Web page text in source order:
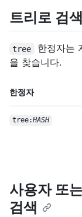
트리로 검색
tree
한정자는
을 찾습니다.
한정자
tree:HASH
사용자 또
검색